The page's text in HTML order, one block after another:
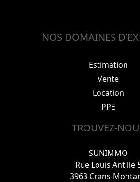
NOS DOMAINES
Estimation
Vente
Location
PPE
TROUVEZ-
SUNIMMO
Rue Louis Antille
3963 Crans-